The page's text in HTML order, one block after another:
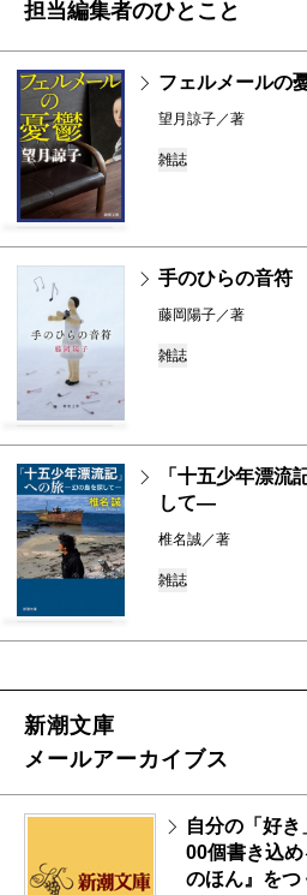
担当編集者のひとこと
フェルメールの
望月諒子／著
雑誌
手のひらの音符
藤岡陽子／著
雑誌
「十五少年漂
して―
椎名誠／著
雑誌
新潮文庫
メールアーカイブス
自分の「好
00個書き込め
のほん』をつ